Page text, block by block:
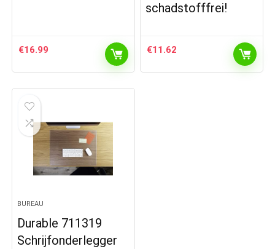
€16.99
schadstofffrei!
€11.62
BUREAU
Durable 711319
Schrijfonderlegger